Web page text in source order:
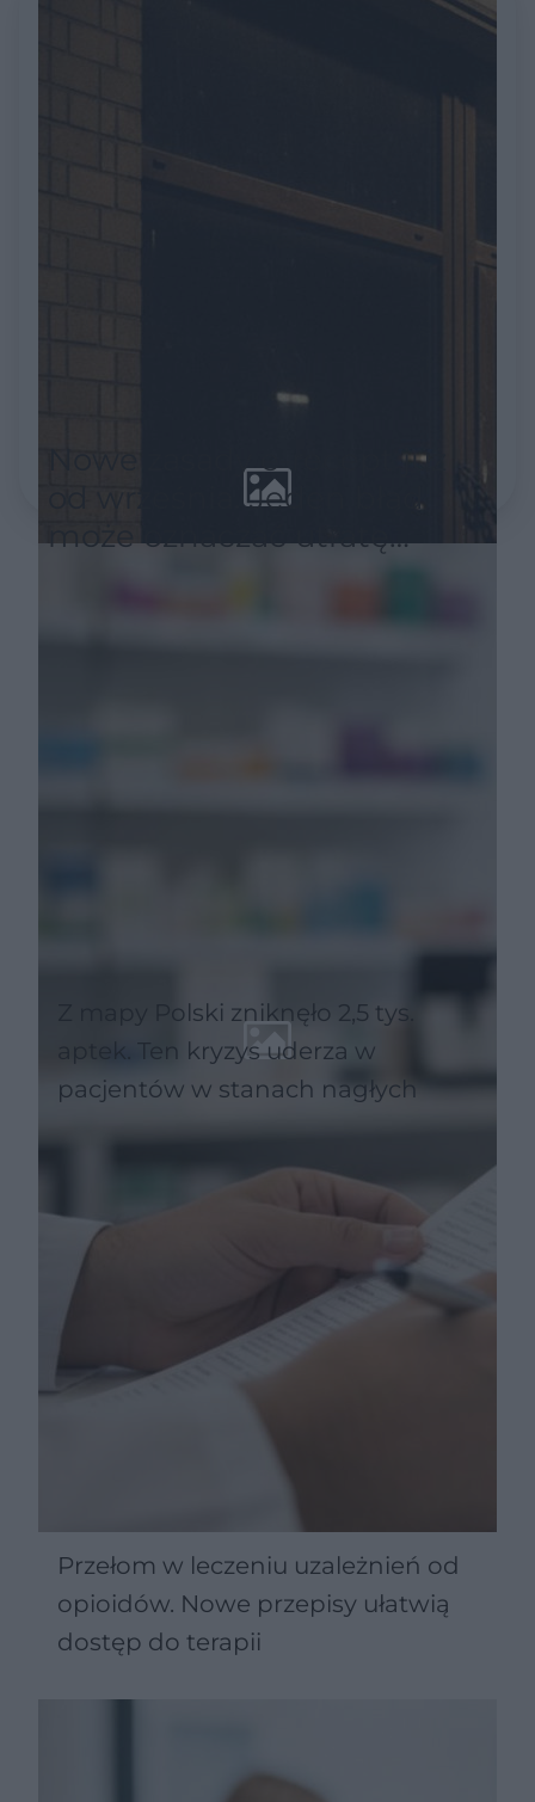
akredytacyjne stawiają je w
Nowe zasady e-recept już
od września. Jeden błąd
może oznaczać utratę
Z mapy Polski zniknęło 2,5 tys.
aptek. Ten kryzys uderza w
pacjentów w stanach nagłych
Przełom w leczeniu uzależnień od
opioidów. Nowe przepisy ułatwią
dostęp do terapii